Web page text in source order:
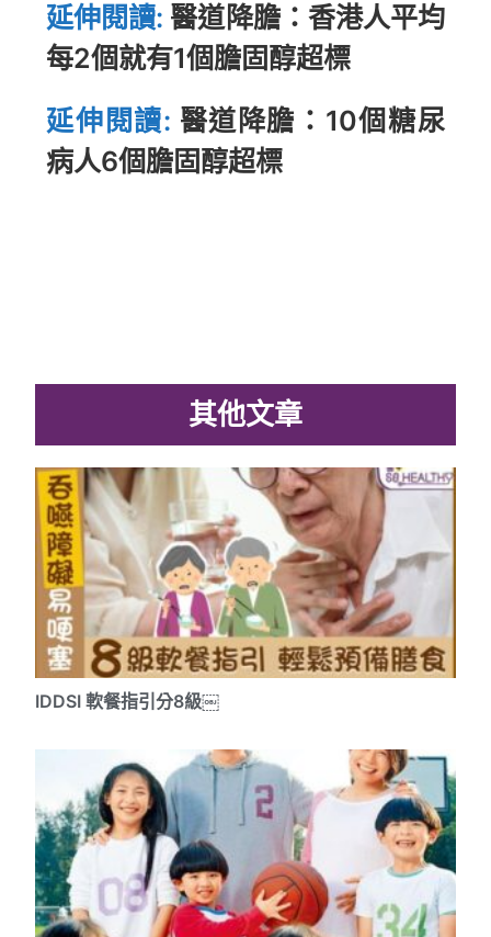
延伸閱讀: 醫道降膽：香港人平均
每2個就有1個膽固醇超標
延伸閱讀: 醫道降膽：10個糖尿
病人6個膽固醇超標
其他文章
IDDSI 軟餐指引分8級￼